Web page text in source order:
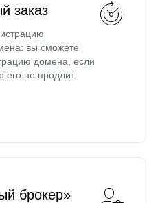
заказ
вы сможете
домена, если
его не продлит.
брокер»